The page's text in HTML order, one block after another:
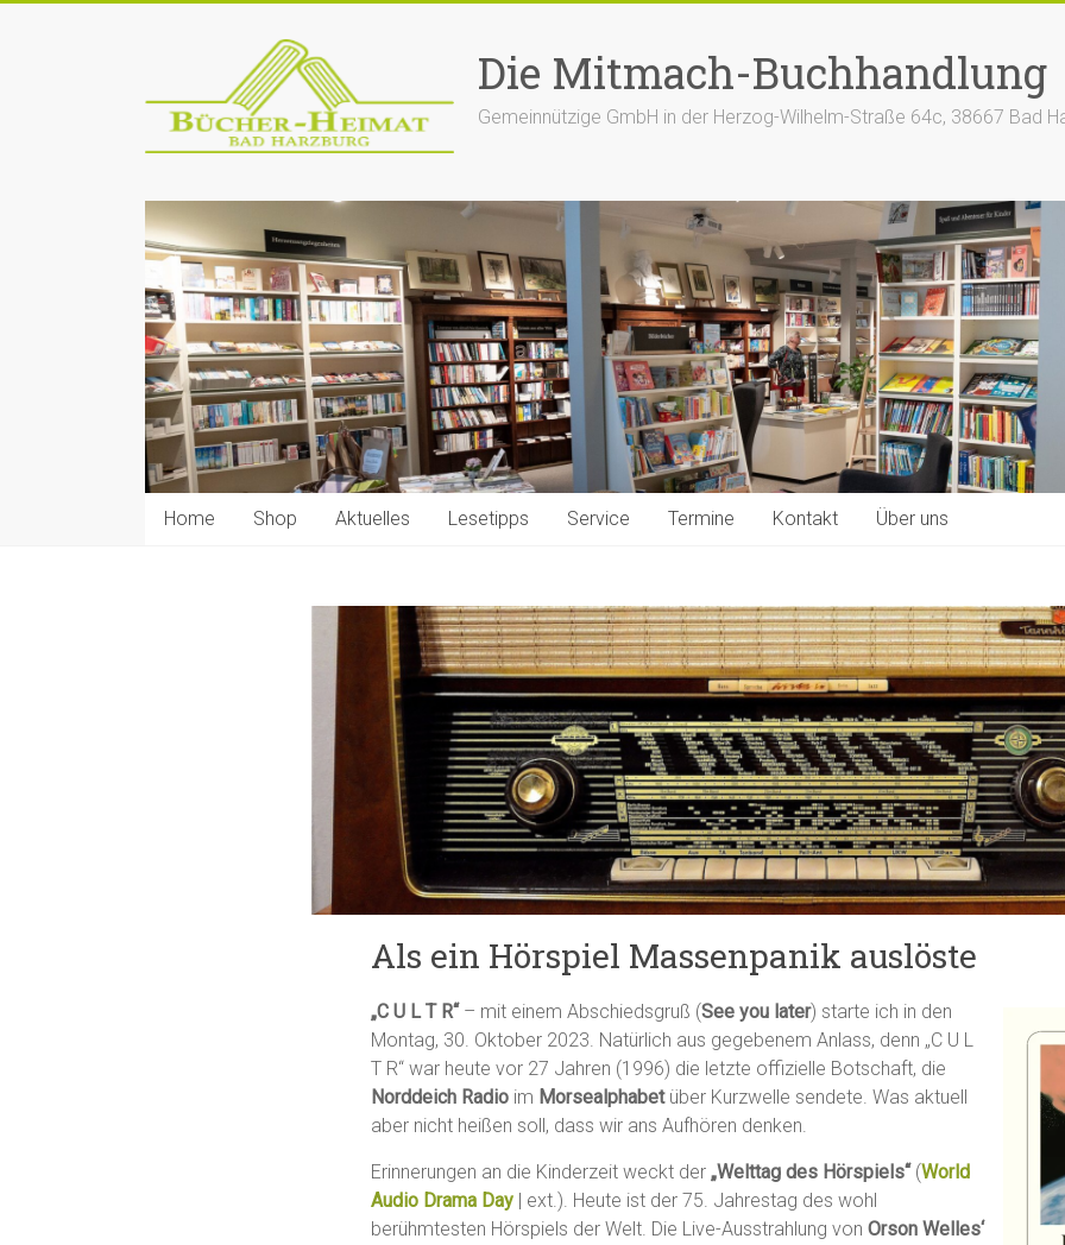
Die Mitmach-Buchhandlung
Gemeinnützige GmbH in der Herzog-Wilhelm-Straße 64c, 38667 Bad
Home Shop Aktuelles Lesetipps Service Termine Kontakt Über uns
Als ein Hörspiel Massenpanik auslöste
„C U L T R“ – mit einem Abschiedsgruß (See you later) starte ich in den
Montag, 30. Oktober 2023. Natürlich aus gegebenem Anlass, denn „C U L
T R“ war heute vor 27 Jahren (1996) die letzte offizielle Botschaft, die
Norddeich Radio im Morsealphabetüber Kurzwelle sendete. Was aktuell
aber nicht heißen soll, dass wir ans Aufhören denken.
Erinnerungen an die Kinderzeit weckt der „Welttag des Hörspiels“ (World
Audio Drama Day | ext.). Heute ist der 75. Jahrestag des wohl
berühmtesten Hörspiels der Welt. Die Live-Ausstrahlung von Orson Welles‘